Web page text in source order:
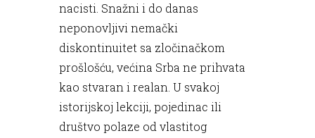
nacisti. Snažni i do danas
neponovljivi nemački
diskontinuitet sa zločinačkom
prošlošću, većina Srba ne prihvata
kao stvaran i realan. U svakoj
istorijskoj lekciji, pojedinac ili
društvo polaze od vlastitog